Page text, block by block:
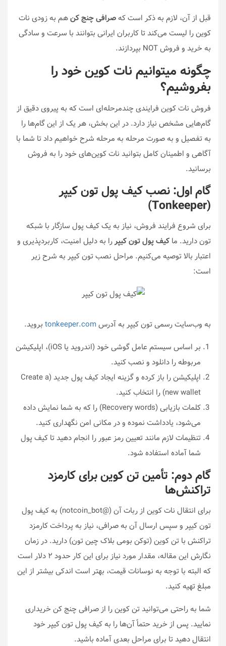
قبل از آن، لازم به ذکر است که صرافی چنج کنهم به زودی نات
کوین را لیست می‌کند تا کاربران ایرانی بتوانند با سرعت و سادگی
به خرید و فروش NOT بپردازند.
چگونه میتوانیم نات کوین خود را
بفروشیم؟
فروش نات کوین فرایندی چندمرحله‌ای است که به پیروی دقیق از
گام‌هایی مشخص نیاز دارد. در این بخش، هر یک از این گام‌ها را
به تفصیل و به صورت مرحله به مرحله شرح خواهیم داد تا شما با
آگاهی و اطمینان کامل بتوانید نات کوین‌های خود را به فروش
برسانید.
گام اول: نصب کیف پول تون کیپر
(Tonkeeper)
برای شروع فرایند فروش، نیاز به یک کیف پول سازگار با شبکه
تون دارید. ما کیف پول تون کیپررا به دلیل امنیت، کاربردپذیری و
اعتبار بالا توصیه می‌کنیم. مراحل نصب تون کیپر به شرح زیر
است:
به وب‌سایت رسمی تون کیپر به آدرسtonkeeper.com بروید.
بر اساس سیستم عامل گوشی خود (اندروید یا iOS)، اپلیکیشن
مربوطه را دانلود و نصب کنید.
اپلیکیشن را باز کرده و گزینه ایجاد کیف پول جدید (Create a
new wallet) را انتخاب کنید.
کلمات بازیابی (Recovery words) را که به شما نمایش داده
می‌شود، یادداشت نموده و در مکانی امن نگهداری کنید.
تنظیمات لازم مانند تعیین رمز عبور را انجام دهید تا کیف پول
شما آماده استفاده شود.
گام دوم: تأمین تن کوین برای کارمزد
تراکنش‌ها
برای انتقال نات کوین از ربات آن (@notcoin_bot) به کیف پول
تون کیپر و سپس ارسال آن به صرافی، نیاز به پرداخت کارمزد
تراکنش با تن کوین (توکن بومی بلاک چین تون) دارید. در زمان
نگارش این مقاله، مقدار مورد نیاز برای این کار حدود ۲ دلار است
که البته با توجه به نوسانات قیمت، بهتر است اندکی بیشتر از این
مبلغ تهیه کنید.
شما به راحتی می‌توانید تن کوین را از صرافی چنج کن خریداری
نمایید. پس از خرید حتماً آن‌ها را به کیف پول تون کیپر خود
انتقال دهید تا برای مراحل بعدی آماده باشید.